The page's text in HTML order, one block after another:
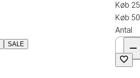
SALE
Køb
Køb
Antal